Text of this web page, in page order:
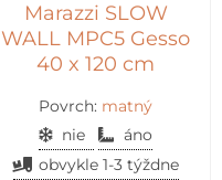
Marazzi SLOW
WALL MPC5 Gesso
40 x 120 cm
Povrch: matný
nie
áno
obvykle 1-3 týždne